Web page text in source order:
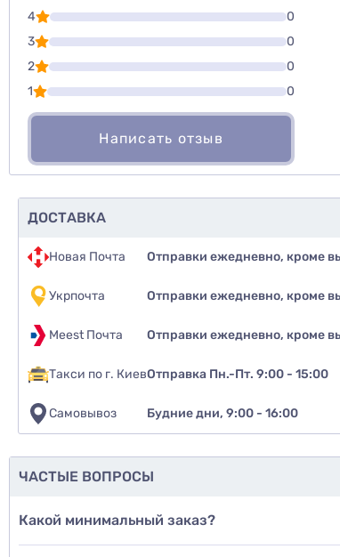
4
0
3
0
2
0
1
0
Написать отзыв
ДОСТАВКА
Новая Почта Отправки ежедневно, кроме
Укрпочта Отправки ежедневно, кроме
Meest Почта Отправки ежедневно, кроме
Такси по г. КиевОтправка Пн.-Пт. 9:00 - 15:00
Самовывоз Будние дни, 9:00 - 16:00
ЧАСТЫЕ ВОПРОСЫ
Какой минимальный заказ?